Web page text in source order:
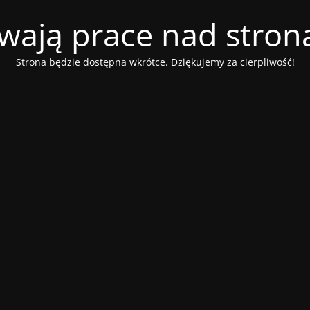
prace nad
Strona będzie dostępna wkrótce. Dziękujemy za cierpliwość!